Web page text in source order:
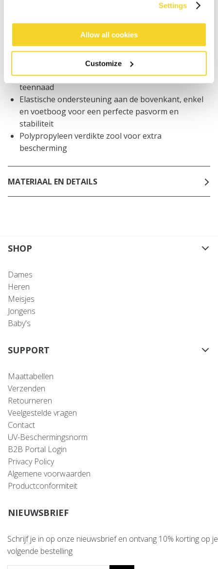
Settings
Allow all cookies
Customize
Warme skisokken voor kinderen
De natuurlijke werking van merinowol zorgt voor
een goede warmteregulatie en vochtopname
Voelt zacht aan op de huid en heeft een platte
teennaad
Elastische ondersteuning aan de bovenkant, enkel
en voetboog voor een perfecte pasvorm en
stabiliteit
Polypropyleen verdikte zool voor extra
bescherming
MATERIAAL EN DETAILS
SHOP
Dames
Heren
Meisjes
Jongens
Baby's
SUPPORT
Maattabellen
Verzenden
Retourneren
Veelgestelde vragen
Contact
UV-Beschermingsnorm
B2B Portal Login
Privacy Policy
Algemene voorwaarden
Productconformiteit
NIEUWSBRIEF
Schrijf je in op onze nieuwsbrief en ontvang 10% korting op je
volgende bestelling